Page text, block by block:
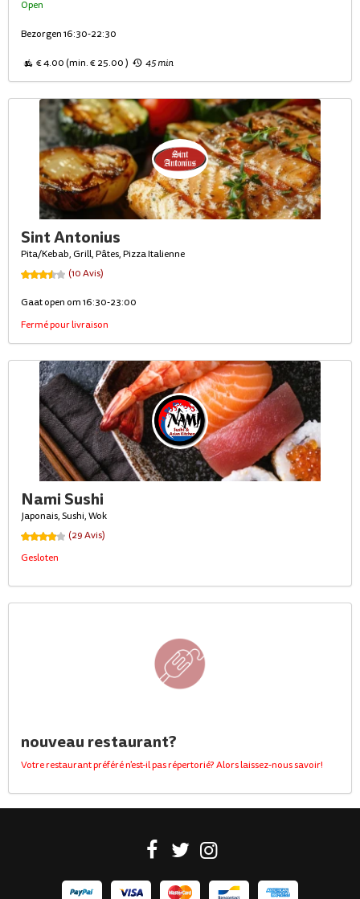
Open
Bezorgen 16:30-22:30
€ 4.00 (min. € 25.00 ) 45 min
Sint Antonius
Pita/Kebab, Grill, Pâtes, Pizza Italienne
(10 Avis)
Gaat open om 16:30-23:00
Fermé pour livraison
Nami Sushi
Japonais, Sushi, Wok
(29 Avis)
Gesloten
nouveau restaurant?
Votre restaurant préféré n'est-il pas répertorié? Alors laissez-nous savoir!